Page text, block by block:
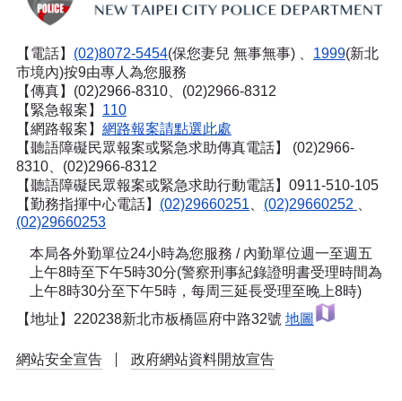
【電話】 (02)8072-5454(保您妻兒 無事無事) 、 1999(新北
市境內)按9由專人為您服務
【傳真】(02)2966-8310、(02)2966-8312
【緊急報案】 110
【網路報案】 網路報案請點選此處
【聽語障礙民眾報案或緊急求助傳真電話】
(02)2966-
8310、(02)2966-8312
【聽語障礙民眾報案或緊急求助行動電話】0911-510-105
【勤務指揮中心電話】 (02)29660251 (02)29660252
(02)29660253
本局各外勤單位24小時為您服務 / 內勤單位週一至週五
上午8時至下午5時30分(警察刑事紀錄證明書受理時間為
上午8時30分至下午5時，每周三延長受理至晚上8時)
【地址】220238新北市板橋區府中路32號 地圖
網站安全宣告 政府網站資料開放宣告